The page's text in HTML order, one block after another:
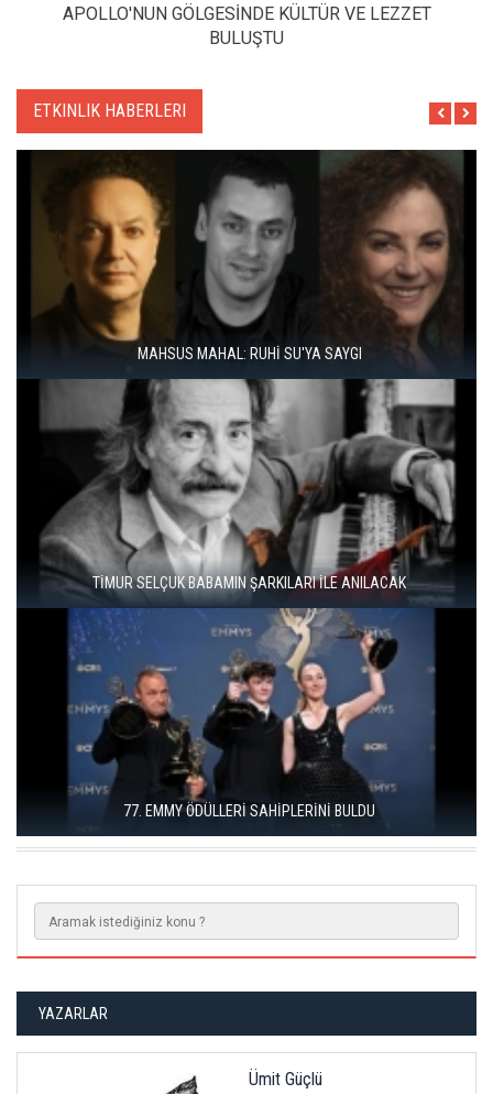
APOLLO'NUN GÖLGESİNDE KÜLTÜR VE LEZZET
BULUŞTU
ETKINLIK HABERLERI
ÇAL BAĞBOZUMU FESTIVALI’NDE KÜLTÜR, SANAT VE BAĞCILIK
BIR ARADA
İSTANBUL COMICS AND ART FESTIVAL YOUTH ÜSKÜDAR'DA
DÜZCE KONURALP ULUSLARARASI FILM FESTIVALI ÖDÜLLERI
SAHIPLERINI BULDU
YAZARLAR
Ümit Güçlü